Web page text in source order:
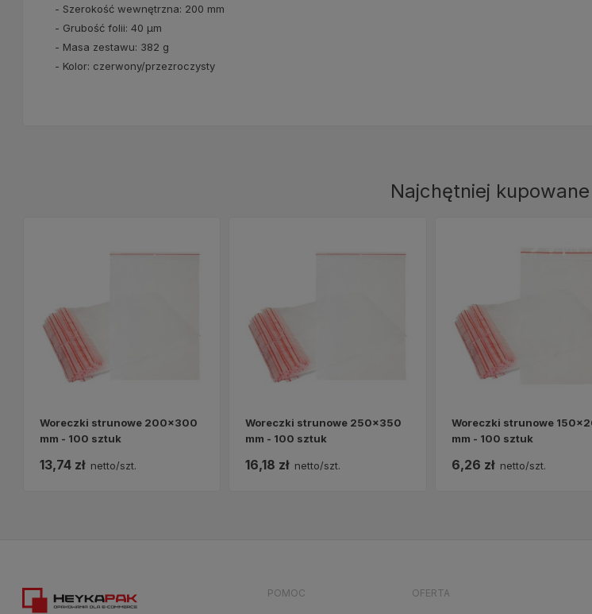
- Szerokość wewnętrzna: 200 mm
- Grubość folii: 40 μm
- Masa zestawu: 382 g
- Kolor: czerwony/przezroczysty
Najchętniej
Woreczki strunowe 200x300
mm - 100 sztuk
13,74 zł netto/szt.
Woreczki strunowe 250x350
mm - 100 sztuk
16,18 zł netto/szt.
Woreczki strunowe
mm - 100 sztuk
6,26 zł netto/szt.
POMOC OFERTA